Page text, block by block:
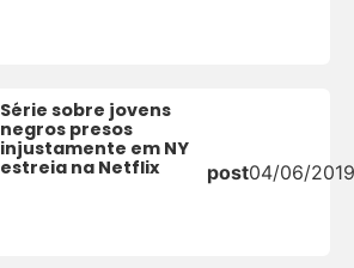
Série sobre jovens
negros presos
injustamente em NY
estreia na Netflix
post04/06/